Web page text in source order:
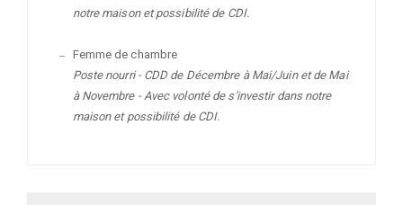
notre maison et possibilité de CDI.
Femme de chambre
Poste nourri - CDD de Décembre à Mai/Juin et de Mai
à Novembre - Avec volonté de s'investir dans notre
maison et possibilité de CDI.